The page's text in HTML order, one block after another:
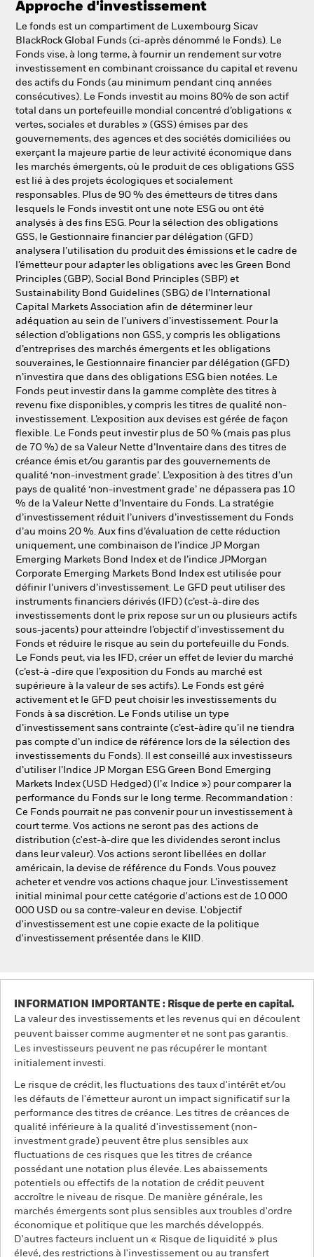
NL FR
BlackRock
iShares
Aladdin
Notre société
Approche d'investissement
Le fonds est un compartiment de Luxembourg Sicav
BlackRock Global Funds (ci-après dénommé le Fonds). Le
Fonds vise, à long terme, à fournir un rendement sur votre
investissement en combinant croissance du capital et revenu
des actifs du Fonds (au minimum pendant cinq années
consécutives). Le Fonds investit au moins 80% de son actif
total dans un portefeuille mondial concentré d’obligations «
vertes, sociales et durables » (GSS) émises par des
gouvernements, des agences et des sociétés domiciliées ou
exerçant la majeure partie de leur activité économique dans
les marchés émergents, où le produit de ces obligations GSS
est lié à des projets écologiques et socialement
responsables. Plus de 90 % des émetteurs de titres dans
lesquels le Fonds investit ont une note ESG ou ont été
analysés à des fins ESG. Pour la sélection des obligations
GSS, le Gestionnaire financier par délégation (GFD)
analysera l’utilisation du produit des émissions et le cadre de
l’émetteur pour adapter les obligations avec les Green Bond
Principles (GBP), Social Bond Principles (SBP) et
Sustainability Bond Guidelines (SBG) de l’International
Capital Markets Association afin de déterminer leur
adéquation au sein de l’univers d’investissement. Pour la
sélection d’obligations non GSS, y compris les obligations
d’entreprises des marchés émergents et les obligations
souveraines, le Gestionnaire financier par délégation (GFD)
n’investira que dans des obligations ESG bien notées. Le
Fonds peut investir dans la gamme complète des titres à
revenu fixe disponibles, y compris les titres de qualité non-
investissement. L’exposition aux devises est gérée de façon
flexible. Le Fonds peut investir plus de 50 % (mais pas plus
de 70 %) de sa Valeur Nette d’Inventaire dans des titres de
créance émis et/ou garantis par des gouvernements de
qualité ‘non-investment grade’. L’exposition à des titres d’un
pays de qualité ‘non-investment grade’ ne dépassera pas 10
% de la Valeur Nette d’Inventaire du Fonds. La stratégie
d’investissement réduit l’univers d’investissement du Fonds
d’au moins 20 %. Aux fins d’évaluation de cette réduction
uniquement, une combinaison de l’indice JP Morgan
Emerging Markets Bond Index et de l’indice JPMorgan
Corporate Emerging Markets Bond Index est utilisée pour
définir l’univers d’investissement. Le GFD peut utiliser des
instruments financiers dérivés (IFD) (c’est-à-dire des
investissements dont le prix repose sur un ou plusieurs actifs
sous-jacents) pour atteindre l’objectif d’investissement du
Fonds et réduire le risque au sein du portefeuille du Fonds.
Le Fonds peut, via les IFD, créer un effet de levier du marché
(c’est-à -dire que l’exposition du Fonds au marché est
supérieure à la valeur de ses actifs). Le Fonds est géré
activement et le GFD peut choisir les investissements du
Fonds à sa discrétion. Le Fonds utilise un type
d’investissement sans contrainte (c’est-àdire qu’il ne tiendra
pas compte d’un indice de référence lors de la sélection des
investissements du Fonds). Il est conseillé aux investisseurs
d’utiliser l’Indice JP Morgan ESG Green Bond Emerging
Markets Index (USD Hedged) (l’« Indice ») pour comparer la
performance du Fonds sur le long terme. Recommandation :
Ce Fonds pourrait ne pas convenir pour un investissement à
court terme. Vos actions ne seront pas des actions de
distribution (c'est-à-dire que les dividendes seront inclus
dans leur valeur). Vos actions seront libellées en dollar
américain, la devise de référence du Fonds. Vous pouvez
acheter et vendre vos actions chaque jour. L’investissement
initial minimal pour cette catégorie d'actions est de 10 000
000 USD ou sa contre-valeur en devise. L'objectif
d'investissement est une copie exacte de la politique
d'investissement présentée dans le KIID.
INFORMATION IMPORTANTE : Risque de perte en capital.
La valeur des investissements et les revenus qui en découlent
peuvent baisser comme augmenter et ne sont pas garantis.
Les investisseurs peuvent ne pas récupérer le montant
initialement investi.
Le risque de crédit, les fluctuations des taux d'intérêt et/ou
les défauts de l'émetteur auront un impact significatif sur la
performance des titres de créance. Les titres de créances de
qualité inférieure à la qualité d'investissement (non-
investment grade) peuvent être plus sensibles aux
fluctuations de ces risques que les titres de créance
possédant une notation plus élevée. Les abaissements
potentiels ou effectifs de la notation de crédit peuvent
accroître le niveau de risque. De manière générale, les
marchés émergents sont plus sensibles aux troubles d'ordre
économique et politique que les marchés développés.
D'autres facteurs incluent un « Risque de liquidité » plus
élevé, des restrictions à l'investissement ou au transfert